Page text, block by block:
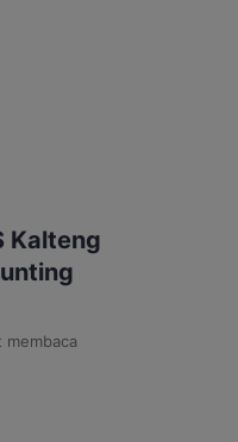
Kalteng
membaca